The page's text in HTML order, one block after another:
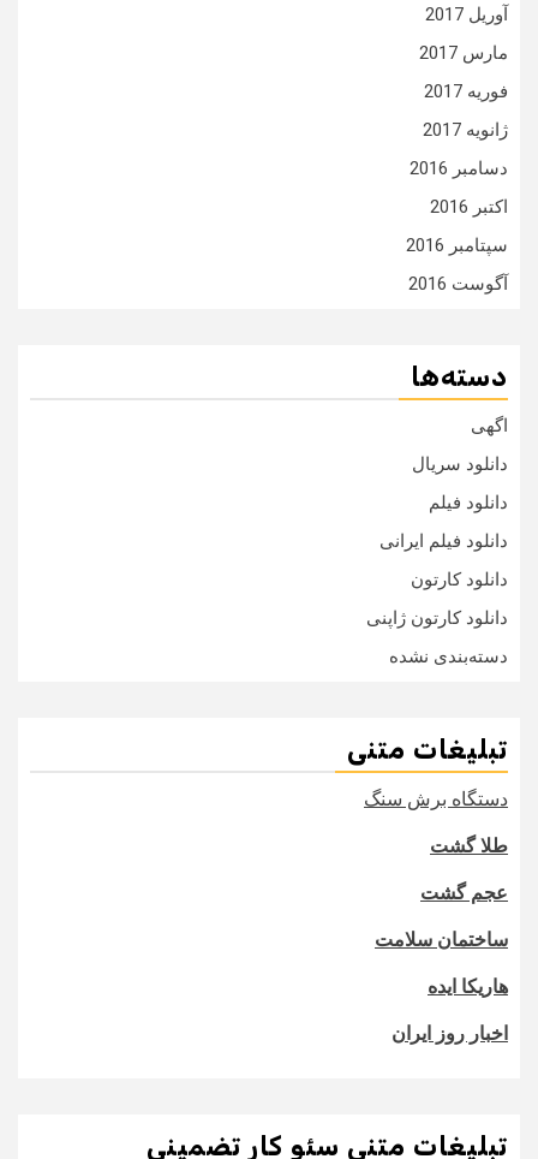
آوریل 2017
مارس 2017
فوریه 2017
ژانویه 2017
دسامبر 2016
اکتبر 2016
سپتامبر 2016
آگوست 2016
دسته‌ها
اگهی
دانلود سریال
دانلود فیلم
دانلود فیلم ایرانی
دانلود کارتون
دانلود کارتون ژاپنی
دسته‌بندی نشده
تبلیغات متنی
دستگاه برش سنگ
طلا گشت
عجم گشت
ساختمان سلامت
هاریکا ایده
اخبار روز ایران
تبلیغات متنی سئو کار تضمینی